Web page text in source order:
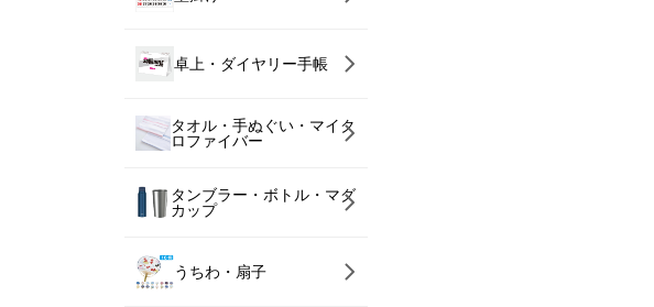
卓上・ダイヤリー手帳
タオル・手ぬぐい・マイク
ロファイバー
タンブラー・ボトル・マグ
カップ
うちわ・扇子